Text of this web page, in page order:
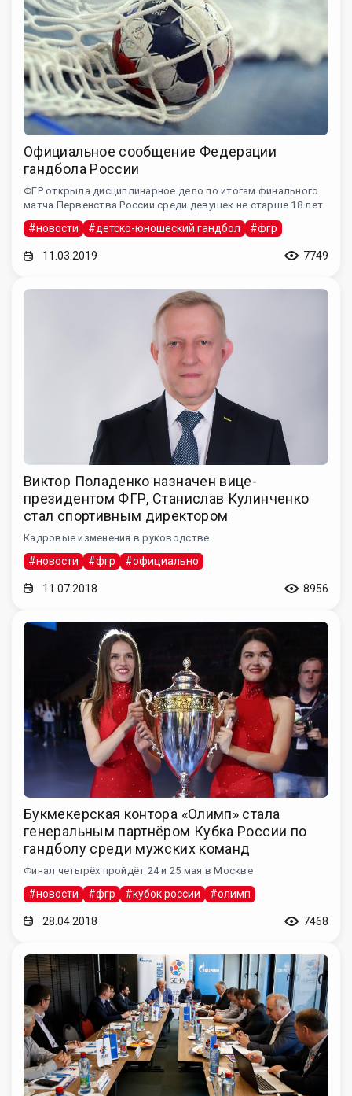
Официальное сообщение Федерации
гандбола России
ФГР открыла дисциплинарное дело по итогам финального
матча Первенства России среди девушек не старше 18 лет
#новости #детско-юношеский гандбол #фгр
11.03.2019 7749
Виктор Поладенко назначен вице-
президентом ФГР, Станислав Кулинченко
стал спортивным директором
Кадровые изменения в руководстве
#новости #фгр #официально
11.07.2018 8956
Букмекерская контора «Олимп» стала
генеральным партнёром Кубка России по
гандболу среди мужских команд
Финал четырёх пройдёт 24 и 25 мая в Москве
#новости #фгр #кубок россии #олимп
28.04.2018 7468